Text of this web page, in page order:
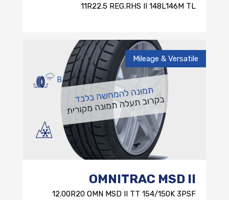
11R22.5 REG.RHS II 148L146M TL
Mileage & Versatile
B
OMNITRAC MSD II
12.00R20 OMN MSD II TT 154/150K 3PSF